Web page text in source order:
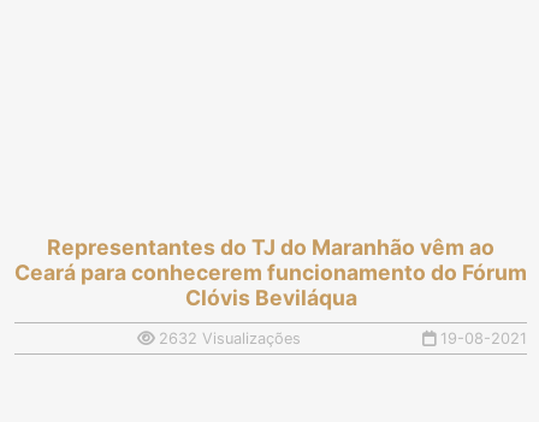
Representantes do TJ do Maranhão vêm ao
Ceará para conhecerem funcionamento do Fórum
Clóvis Beviláqua
2632 Visualizações 19-08-2021